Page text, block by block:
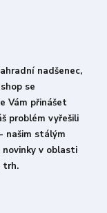
nadšenec,
se
Vám přinášet
problém vyřešili
našim stálým
v oblasti
trh.